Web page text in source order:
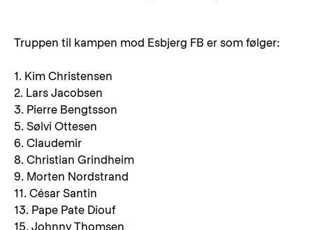
Truppen til kampen mod Esbjerg FB er som følger:
1. Kim Christensen
2. Lars Jacobsen
3. Pierre Bengtsson
5. Sølvi Ottesen
6. Claudemir
8. Christian Grindheim
9. Morten Nordstrand
11. César Santin
13. Pape Pate Diouf
15. Johnny Thomsen